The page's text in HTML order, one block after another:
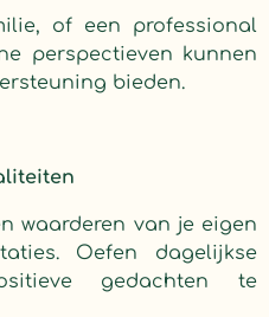
of een professional
perspectieven kunnen
bieden.
waarderen van je eigen
Oefen dagelijkse
gedachten te